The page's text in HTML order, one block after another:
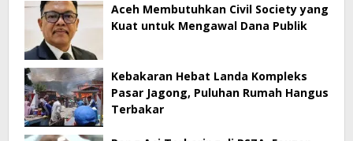
Aceh Membutuhkan Civil Society yang
Kuat untuk Mengawal Dana Publik
Kebakaran Hebat Landa Kompleks
Pasar Jagong, Puluhan Rumah Hangus
Terbakar